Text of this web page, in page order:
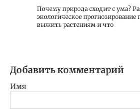
Почему природа сходит с ума?
экологическое прогнозирование
выжить растениям и что
Добавить комментарий
Имя